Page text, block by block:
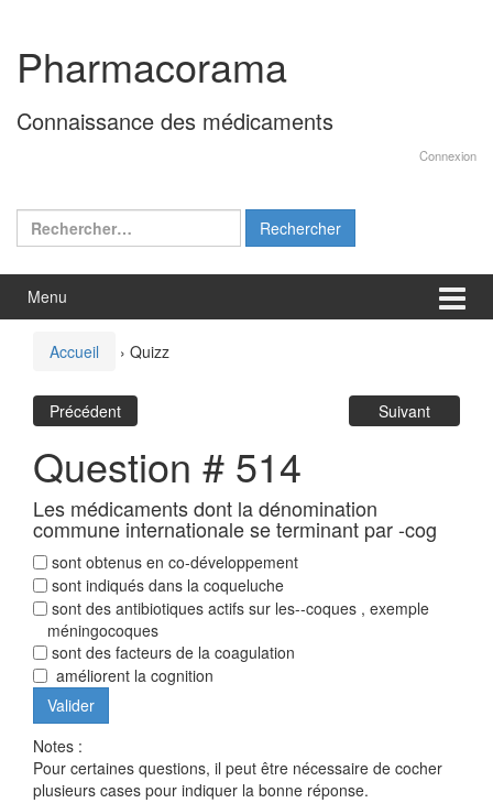
contenu
menu
principal
Pharmacorama
Connaissance des médicaments
Connexion
Rechercher :
Menu
Accueil › Quizz
Précédent Suivant
Question # 514
Les médicaments dont la dénomination
commune internationale se terminant par -cog
sont obtenus en co-développement
sont indiqués dans la coqueluche
sont des antibiotiques actifs sur les--coques , exemple
méningocoques
sont des facteurs de la coagulation
améliorent la cognition
Notes :
Pour certaines questions, il peut être nécessaire de cocher
plusieurs cases pour indiquer la bonne réponse.